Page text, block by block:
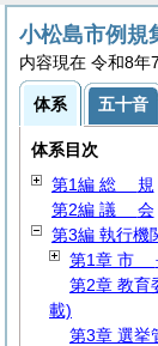
小松島市例規
内容現在 令和8
体系 五十音
体系目次
第1編 総 規
第2編 議 会
第3編 執行機
第1章 市
第2章 教育
載)
第3章 選挙